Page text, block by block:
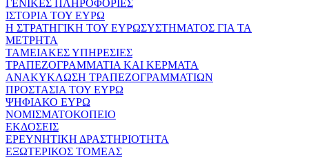
ΓΕΝΙΚΕΣ ΠΛΗΡΟΦΟΡΙΕΣ
ΙΣΤΟΡΙΑ ΤΟΥ ΕΥΡΩ
Η ΣΤΡΑΤΗΓΙΚΗ ΤΟΥ ΕΥΡΩΣΥΣΤΗΜΑΤΟΣ ΓΙΑ ΤΑ
ΜΕΤΡΗΤΑ
ΤΑΜΕΙΑΚΕΣ ΥΠΗΡΕΣΙΕΣ
ΤΡΑΠΕΖΟΓΡΑΜΜΑΤΙΑ ΚΑΙ ΚΕΡΜΑΤΑ
ΑΝΑΚΥΚΛΩΣΗ ΤΡΑΠΕΖΟΓΡΑΜΜΑΤΙΩΝ
ΠΡΟΣΤΑΣΙΑ ΤΟΥ ΕΥΡΩ
ΨΗΦΙΑΚΟ ΕΥΡΩ
ΝΟΜΙΣΜΑΤΟΚΟΠΕΙΟ
ΕΚΔΟΣΕΙΣ
ΕΡΕΥΝΗΤΙΚΗ ΔΡΑΣΤΗΡΙΟΤΗΤΑ
ΕΞΩΤΕΡΙΚΟΣ ΤΟΜΕΑΣ